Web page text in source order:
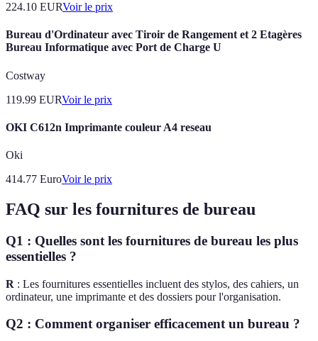
224.10 EURVoir le prix
Bureau d'Ordinateur avec Tiroir de Rangement et 2 Etagères
Bureau Informatique avec Port de Charge U
Costway
119.99 EURVoir le prix
OKI C612n Imprimante couleur A4 reseau
Oki
414.77 EuroVoir le prix
FAQ sur les fournitures de bureau
Q1 : Quelles sont les fournitures de bureau les plus
essentielles ?
R : Les fournitures essentielles incluent des stylos, des cahiers, un
ordinateur, une imprimante et des dossiers pour l'organisation.
Q2 : Comment organiser efficacement un bureau ?